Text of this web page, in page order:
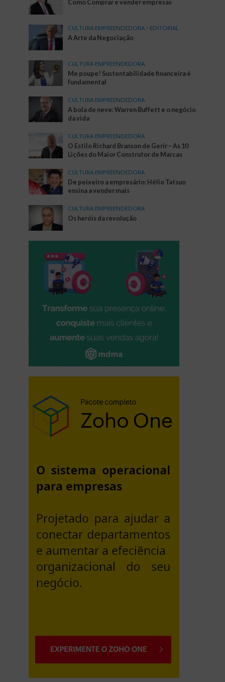
Como Comprar e vender empresas
CULTURA EMPREENDEDORA • EDITORIAL
A Arte da Negociação
CULTURA EMPREENDEDORA
Me poupe! Sustentabilidade financeira é
fundamental
CULTURA EMPREENDEDORA
A bola de neve: Warren Buffett e o negócio
da vida
CULTURA EMPREENDEDORA
O Estilo Richard Branson de Gerir – As 10
Lições do Maior Construtor de Marcas
CULTURA EMPREENDEDORA
De peixeiro a empresário: Hélio Tatsuo
ensina a vender mais
CULTURA EMPREENDEDORA
Os heróis da revolução